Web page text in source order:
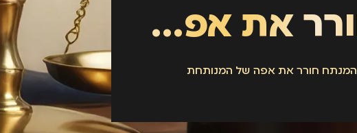
המנתח חורר את אפה של המנותחת
המנתח חורר את אפה של המנותחת